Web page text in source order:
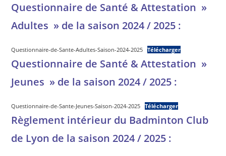
Questionnaire de Santé & Attestation »
Adultes » de la saison 2024 / 2025 :
Questionnaire-de-Sante-Adultes-Saison-2024-2025 Télécharger
Questionnaire de Santé & Attestation »
Jeunes » de la saison 2024 / 2025 :
Questionnaire-de-Sante-Jeunes-Saison-2024-2025 Télécharger
Règlement intérieur du Badminton Club
de Lyon de la saison 2024 / 2025 :